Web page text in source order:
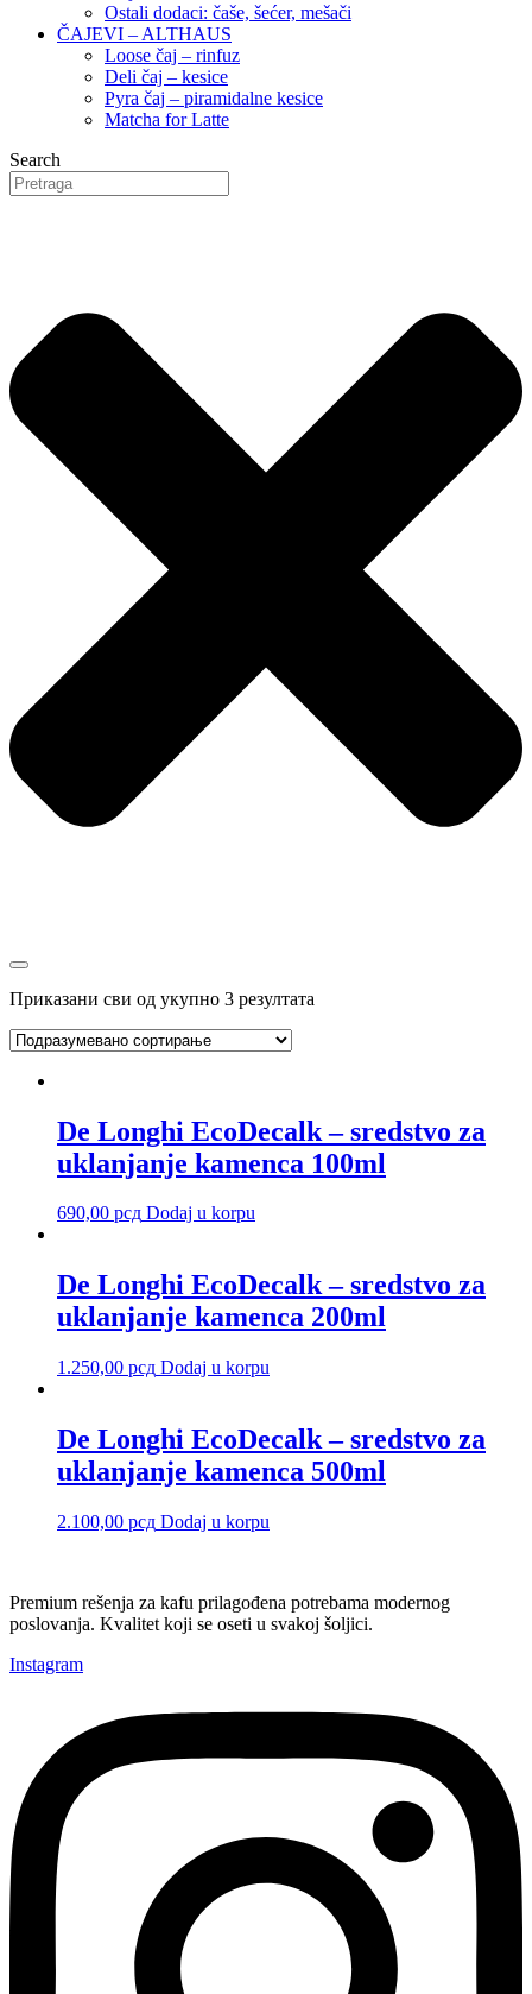
Ostali dodaci: čaše, šećer, mešači
ČAJEVI – ALTHAUS
Loose čaj – rinfuz
Deli čaj – kesice
Pyra čaj – piramidalne kesice
Matcha for Latte
Search
Приказани сви од укупно 3 резултата
De Longhi EcoDecalk – sredstvo za
uklanjanje kamenca 100ml
690,00 рсд Dodaj u korpu
De Longhi EcoDecalk – sredstvo za
uklanjanje kamenca 200ml
1.250,00 рсд Dodaj u korpu
De Longhi EcoDecalk – sredstvo za
uklanjanje kamenca 500ml
2.100,00 рсд Dodaj u korpu
Premium rešenja za kafu prilagođena potrebama modernog
poslovanja. Kvalitet koji se oseti u svakoj šoljici.
Instagram